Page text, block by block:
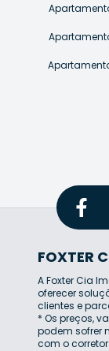
FOXTER
A Foxter Cia
oferecer
clientes e
* Os preços,
podem sofrer
com o